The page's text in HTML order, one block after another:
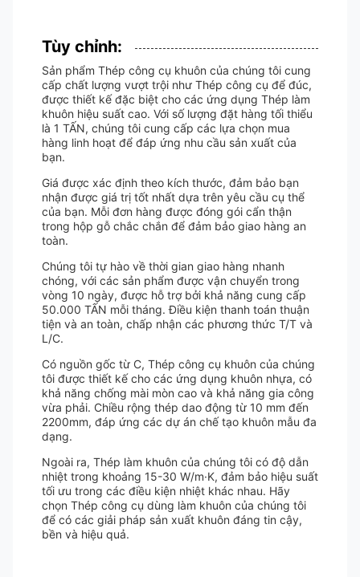
Tùy chỉnh:
Sản phẩm Thép công cụ khuôn của chúng tôi cung
cấp chất lượng vượt trội như Thép công cụ để đúc,
được thiết kế đặc biệt cho các ứng dụng Thép làm
khuôn hiệu suất cao. Với số lượng đặt hàng tối thiểu
là 1 TẤN, chúng tôi cung cấp các lựa chọn mua
hàng linh hoạt để đáp ứng nhu cầu sản xuất của
bạn.
Giá được xác định theo kích thước, đảm bảo bạn
nhận được giá trị tốt nhất dựa trên yêu cầu cụ thể
của bạn. Mỗi đơn hàng được đóng gói cẩn thận
trong hộp gỗ chắc chắn để đảm bảo giao hàng an
toàn.
Chúng tôi tự hào về thời gian giao hàng nhanh
chóng, với các sản phẩm được vận chuyển trong
vòng 10 ngày, được hỗ trợ bởi khả năng cung cấp
50.000 TẤN mỗi tháng. Điều kiện thanh toán thuận
tiện và an toàn, chấp nhận các phương thức T/T và
L/C.
Có nguồn gốc từ C, Thép công cụ khuôn của chúng
tôi được thiết kế cho các ứng dụng khuôn nhựa, có
khả năng chống mài mòn cao và khả năng gia công
vừa phải. Chiều rộng thép dao động từ 10 mm đến
2200mm, đáp ứng các dự án chế tạo khuôn mẫu đa
dạng.
Ngoài ra, Thép làm khuôn của chúng tôi có độ dẫn
nhiệt trong khoảng 15-30 W/m·K, đảm bảo hiệu suất
tối ưu trong các điều kiện nhiệt khác nhau. Hãy
chọn Thép công cụ dùng làm khuôn của chúng tôi
để có các giải pháp sản xuất khuôn đáng tin cậy,
bền và hiệu quả.